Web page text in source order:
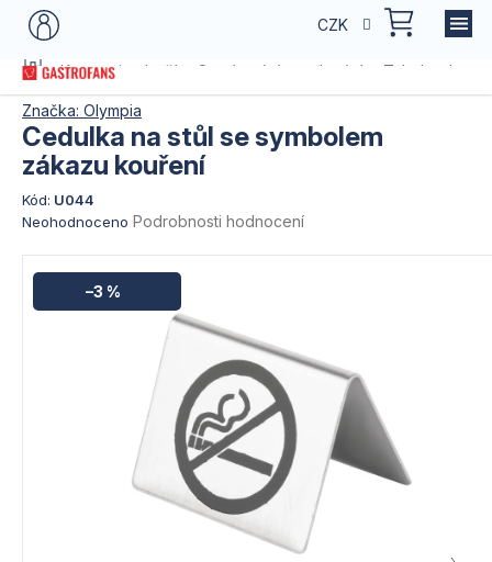
Přejít
CZK
Domů
Kategorie zboží Servírování a stolování Tabule,
Značka: Olympia
Cedulka na stůl se symbolem
zákazu kouření
Kód: U044
Průměrné
0,0
Neohodnoceno Podrobnosti hodnocení
–3 %